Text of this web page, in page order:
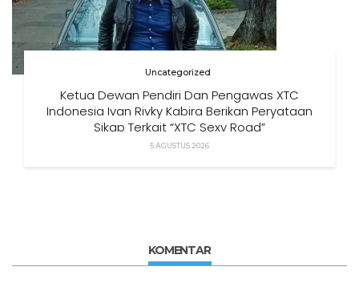
Uncategorized
Ketua Dewan Pendiri Dan Pengawas XTC
Indonesia Ivan Rivky Kabira Berikan Peryataan
Sikap Terkait “XTC Sexy Road”
5 AGUSTUS 2026
KOMENTAR